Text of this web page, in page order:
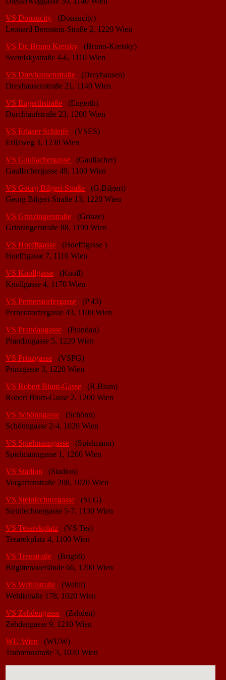
VS Donaucity
(Donaucity)
Leonard Bernstein-Straße 2, 1220 Wien
VS Dr. Bruno Kreisky
(Bruno-Kreisky)
Svetelskystraße 4-6, 1110 Wien
VS Dreyhausenstraße
(Dreyhausen)
Dreyhausenstraße 21, 1140 Wien
VS Engerthstraße
(Engerth)
Durchlaufstraße 23, 1200 Wien
VS Erlaaer Schleife
(VSES)
Erilaweg 3, 1230 Wien
VS Gaullachergasse
(Gaullacher)
Gaullachergasse 49, 1160 Wien
VS Georg Bilgeri-Straße
(G.Bilgeri)
Georg Bilgeri-Straße 13, 1220 Wien
VS Grinzingerstraße
(Grinze)
Grinzingerstraße 88, 1190 Wien
VS Hoefftgasse
(Hoefftgasse )
Hoefftgasse 7, 1110 Wien
VS Knollgasse
(Knoll)
Knollgasse 4, 1170 Wien
VS Pernerstorfergasse
(P 43)
Pernerstorfergasse 43, 1100 Wien
VS Prandaugasse
(Prandau)
Prandaugasse 5, 1220 Wien
VS Prinzgasse
(VSPG)
Prinzgasse 3, 1220 Wien
VS Robert Blum-Gasse
(R.Blum)
Robert Blum-Gasse 2, 1200 Wien
VS Schönngasse
(Schönn)
Schönngasse 2-4, 1020 Wien
VS Spielmanngasse
(Spielmann)
Spielmanngasse 1, 1200 Wien
VS Stadion
(Stadion)
Vorgartenstraße 208, 1020 Wien
VS Steinlechnergasse
(SLG)
Steinlechnergasse 5-7, 1130 Wien
VS Tesarekplatz
(VS Tes)
Tesarekplatz 4, 1100 Wien
VS Treustraße
(Brig66)
Brigittenauerlände 66, 1200 Wien
VS Wehlistraße
(Wehli)
Wehlistraße 178, 1020 Wien
VS Zehdengasse
(Zehden)
Zehdengasse 9, 1210 Wien
WU Wien
(WUW)
Trabrennstraße 3, 1020 Wien